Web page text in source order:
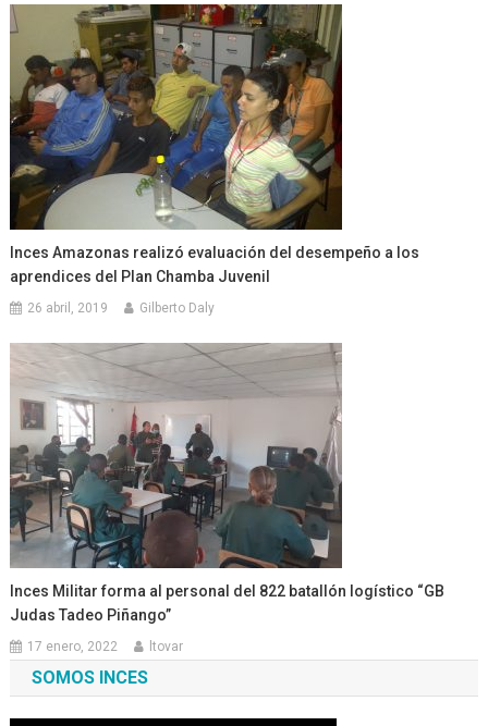
Inces Amazonas realizó evaluación del desempeño a los
aprendices del Plan Chamba Juvenil
26 abril, 2019 Gilberto Daly
Inces Militar forma al personal del 822 batallón logístico “GB
Judas Tadeo Piñango”
17 enero, 2022 ltovar
SOMOS INCES